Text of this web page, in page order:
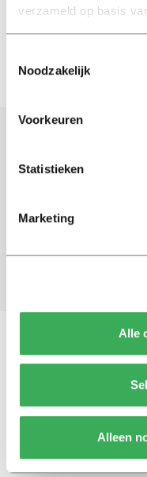
verzameld op basis
Noodzakelijk
Voorkeuren
Statistieken
Marketing
Alle
Alleen
Blijf op de hoogte.
Vragen,
© 2026 -Over ons Disclaimer